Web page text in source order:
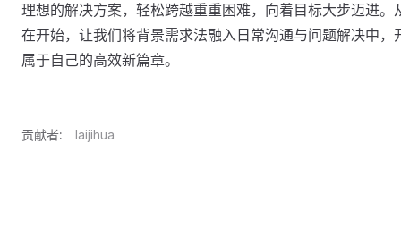
理想的解决方案，轻松跨越重重困难，向着目标大步迈进。
在开始，让我们将背景需求法融入日常沟通与问题解决中，
属于自己的高效新篇章。
贡献者: laijihua